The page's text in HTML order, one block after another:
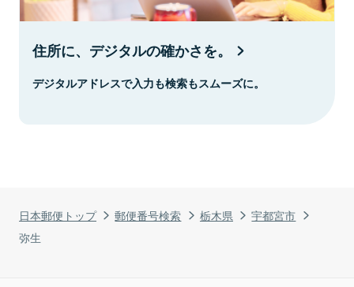
日本郵便トップ 郵便番号検索 栃木県
宇都宮市
弥生
住所に、デジタルの確かさを。
デジタルアドレスで入力も検索もスムーズに。